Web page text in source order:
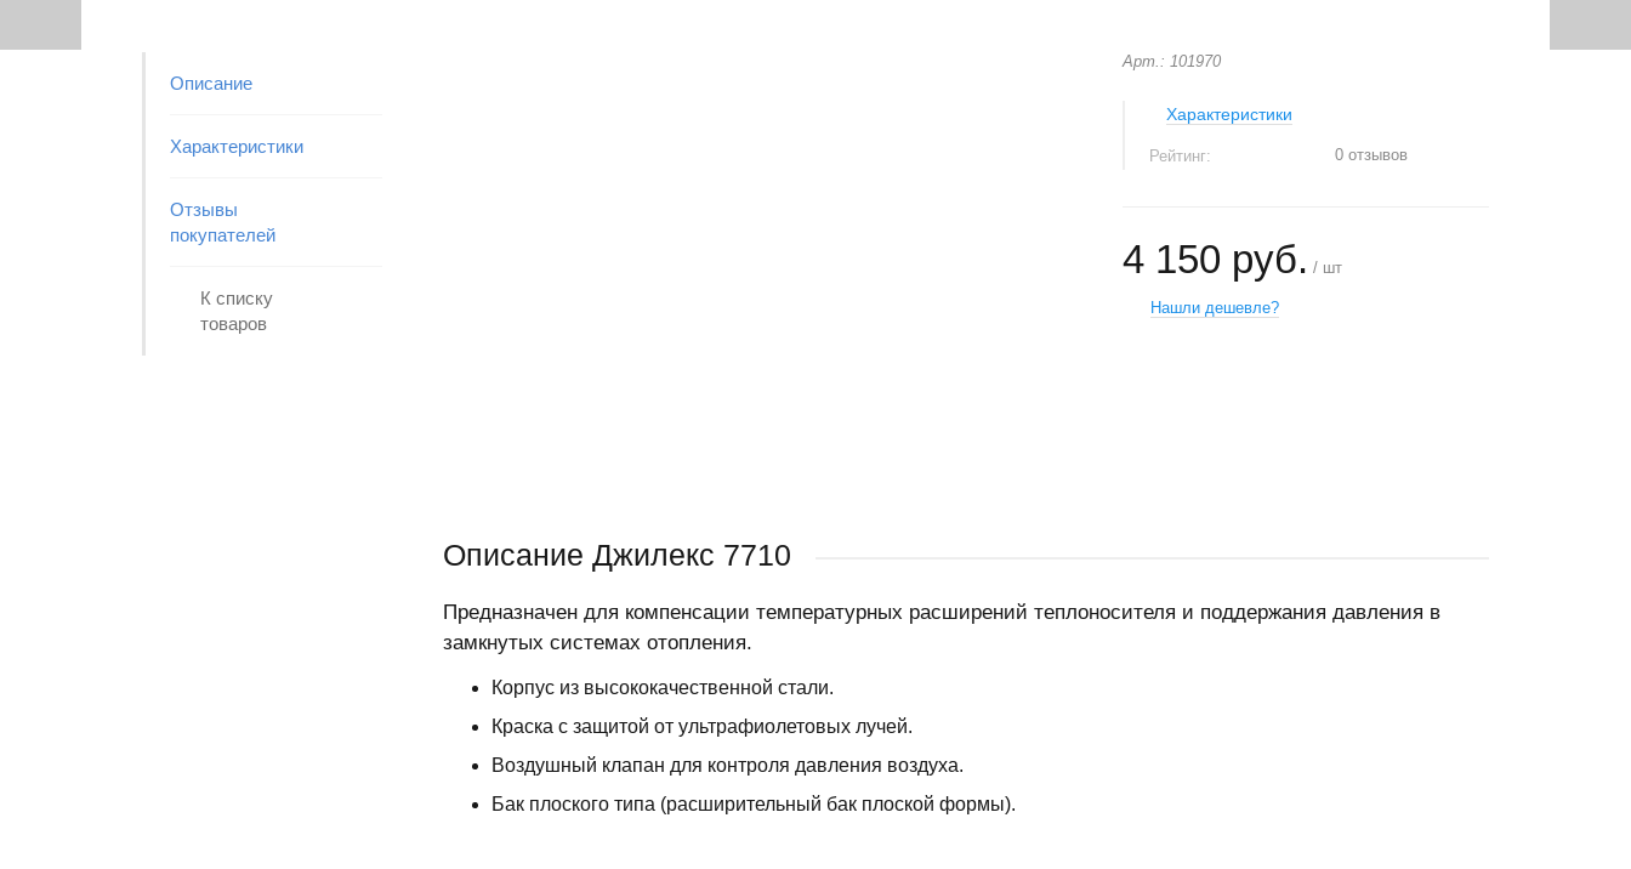
Описание
Характеристики
Отзывы
покупателей
К списку
товаров
Арт.: 101970
Характеристики
Рейтинг: 0 отзывов
4 150 руб. / шт
Нашли дешевле?
Описание Джилекс 7710
Предназначен для компенсации температурных расширений теплоносителя и поддержания давления в
замкнутых системах отопления.
Корпус из высококачественной стали.
Краска с защитой от ультрафиолетовых лучей.
Воздушный клапан для контроля давления воздуха.
Бак плоского типа (расширительный бак плоской формы).